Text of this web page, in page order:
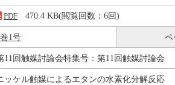
PDF 470.4 KB(閲覧回数：6回)
1号 ペ
11回触媒討論会特集号：第11回触媒討論会
ッケル触媒によるエタンの水素化分解反応